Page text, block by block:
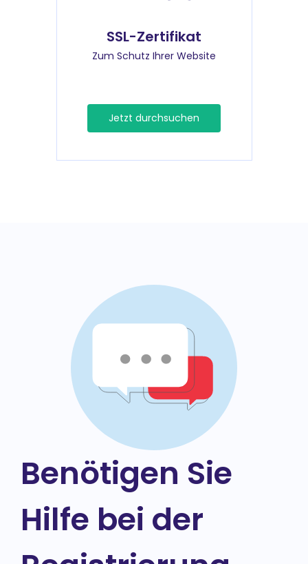
SSL-Zertifikat
Zum Schutz Ihrer Website
Jetzt durchsuchen
Benötigen Sie
Hilfe bei der